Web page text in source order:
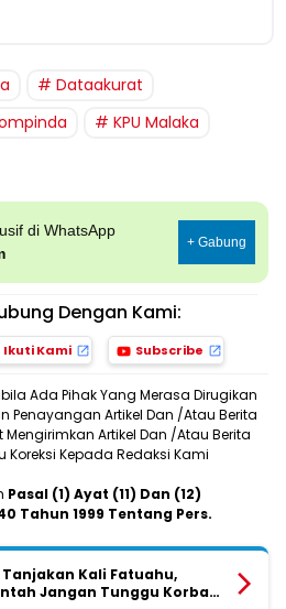
Dataakurat
KPU Malaka
di WhatsApp
+ Gabung
Dengan Kami:
Ikuti Kami Subscribe
Ada Pihak Yang Merasa Dirugikan
Penayangan Artikel Dan /Atau Berita
Artikel Dan /Atau Berita
Kepada Redaksi Kami
Pasal (1) Ayat (11) Dan (12)
Tahun 1999 Tentang Pers.
Kali Fatuahu,
Jangan Tunggu Korban